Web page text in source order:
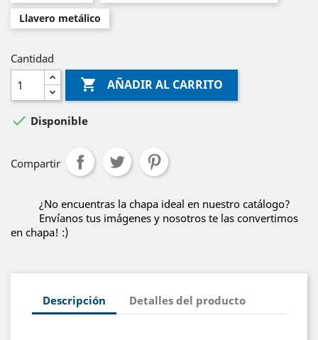
Llavero metálico
Cantidad
 AÑADIR AL CARRITO
 Disponible
Compartir
¿No encuentras la chapa ideal en nuestro catálogo?
Envíanos tus imágenes y nosotros te las convertimos
en chapa! :)
Descripción Detalles del producto